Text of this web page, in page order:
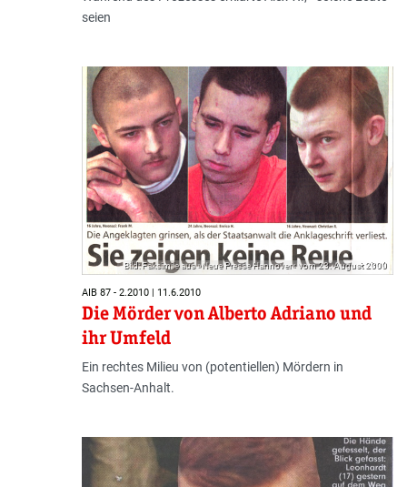
seien
Bild: Faksimile aus »Neue Presse Hannover« vom 23. August 2000
AIB 87 - 2.2010 | 11.6.2010
Die Mörder von Alberto Adriano und
ihr Umfeld
Ein rechtes Milieu von (potentiellen) Mördern in
Sachsen-Anhalt.